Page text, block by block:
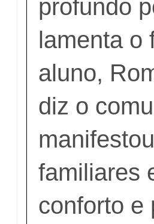
profundo
lamenta o
aluno,
diz o
familiares
conforto e